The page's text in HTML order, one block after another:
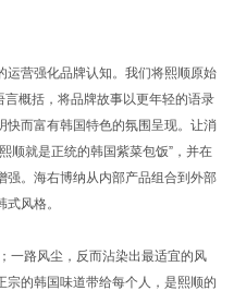
运营强化品牌认知。我们将熙顺原始
概括，将品牌故事以更年轻的语录
快而富有韩国特色的氛围呈现。让消
顺就是正统的韩国紫菜包饭”，并在
强。海右博纳从内部产品组合到外部
风格。
一路风尘，反而沾染出最适宜的风
宗的韩国味道带给每个人，是熙顺的